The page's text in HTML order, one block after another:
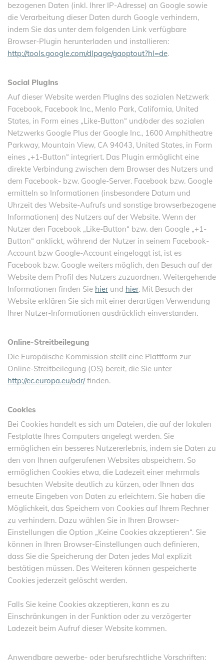
bezogenen Daten (inkl. Ihrer IP-Adresse) an Google sowie
die Verarbeitung dieser Daten durch Google verhindern,
indem Sie das unter dem folgenden Link verfügbare
Browser-Plugin herunterladen und installieren:
http://tools.google.com/dlpage/gaoptout?hl=de.
Social PlugIns
Auf dieser Website werden PlugIns des sozialen Netzwerk
Facebook, Facebook Inc., Menlo Park, California, United
States, in Form eines „Like-Button“ und/oder des sozialen
Netzwerks Google Plus der Google Inc., 1600 Amphitheatre
Parkway, Mountain View, CA 94043, United States, in Form
eines „+1-Button“ integriert. Das Plugin ermöglicht eine
direkte Verbindung zwischen dem Browser des Nutzers und
dem Facebook- bzw. Google-Server. Facebook bzw. Google
ermitteln so Informationen (insbesondere Datum und
Uhrzeit des Website-Aufrufs und sonstige browserbezogene
Informationen) des Nutzers auf der Website. Wenn der
Nutzer den Facebook „Like-Button“ bzw. den Google „+1-
Button“ anklickt, während der Nutzer in seinem Facebook-
Account bzw Google-Account eingeloggt ist, ist es
Facebook bzw. Google weiters möglich, den Besuch auf der
Website dem Profil des Nutzers zuzuordnen. Weitergehende
Informationen finden Sie hierund hier. Mit Besuch der
Website erklären Sie sich mit einer derartigen Verwendung
Ihrer Nutzer-Informationen ausdrücklich einverstanden.
Online-Streitbeilegung
Die Europäische Kommission stellt eine Plattform zur
Online-Streitbeilegung (OS) bereit, die Sie unter
http://ec.europa.eu/odr/finden.
Cookies
Bei Cookies handelt es sich um Dateien, die auf der lokalen
Festplatte Ihres Computers angelegt werden. Sie
ermöglichen ein besseres Nutzererlebnis, indem sie Daten zu
den von Ihnen aufgerufenen Websites abspeichern. So
ermöglichen Cookies etwa, die Ladezeit einer mehrmals
besuchten Website deutlich zu kürzen, oder Ihnen das
erneute Eingeben von Daten zu erleichtern. Sie haben die
Möglichkeit, das Speichern von Cookies auf Ihrem Rechner
zu verhindern. Dazu wählen Sie in Ihren Browser-
Einstellungen die Option „Keine Cookies akzeptieren“. Sie
können in Ihren Browser-Einstellungen auch definieren,
dass Sie die Speicherung der Daten jedes Mal explizit
bestätigen müssen. Des Weiteren können gespeicherte
Cookies jederzeit gelöscht werden.
Falls Sie keine Cookies akzeptieren, kann es zu
Einschränkungen in der Funktion oder zu verzögerter
Ladezeit beim Aufruf dieser Website kommen.
Anwendbare gewerbe- oder berufsrechtliche Vorschriften: